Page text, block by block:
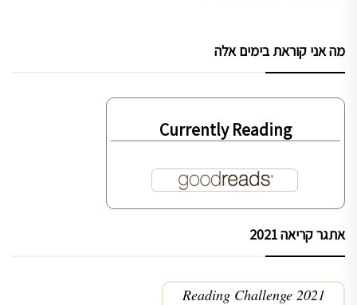
מה אני קוראת בימים אלה
Currently Reading
אתגר קריאה 2021
2021 Reading Challenge